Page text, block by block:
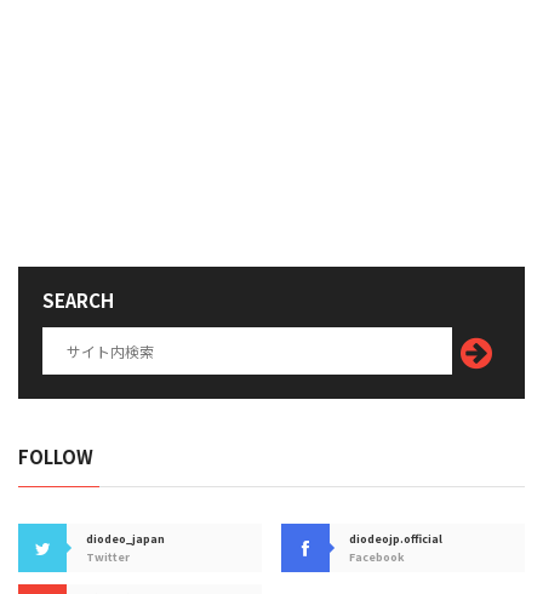
SEARCH
FOLLOW
diodeo_japan
Twitter
diodeojp.official
Facebook